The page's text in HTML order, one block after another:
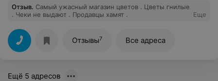
Отзыв. Самый ужасный магазин цветов . Цветы гнилые
. Чеки не выдают . Продавцы хамят .
Еще
Отзывы7 Все адреса
Ещё 5 адресов